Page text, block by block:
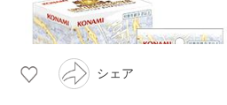
シェア